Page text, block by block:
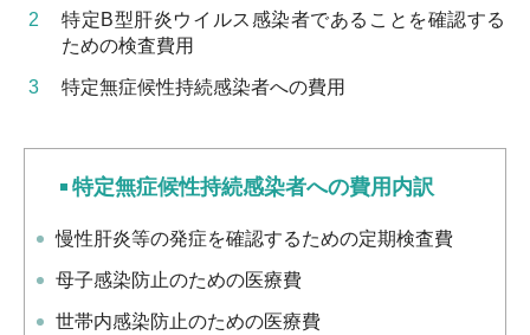
特定B型肝炎ウイルス感染者であることを確認する
ための検査費用
特定無症候性持続感染者への費用
特定無症候性持続感染者への費用内訳
慢性肝炎等の発症を確認するための定期検査費
母子感染防止のための医療費
世帯内感染防止のための医療費